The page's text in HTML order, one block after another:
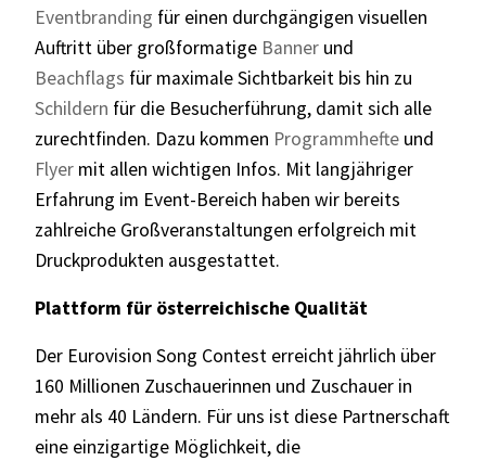
Eventbranding für einen durchgängigen visuellen
Auftritt über großformatige Banner und
Beachflags für maximale Sichtbarkeit bis hin zu
Schildern für die Besucherführung, damit sich alle
zurechtfinden. Dazu kommen Programmhefte und
Flyer mit allen wichtigen Infos. Mit langjähriger
Erfahrung im Event-Bereich haben wir bereits
zahlreiche Großveranstaltungen erfolgreich mit
Druckprodukten ausgestattet.
Plattform für österreichische Qualität
Der Eurovision Song Contest erreicht jährlich über
160 Millionen Zuschauerinnen und Zuschauer in
mehr als 40 Ländern. Für uns ist diese Partnerschaft
eine einzigartige Möglichkeit, die